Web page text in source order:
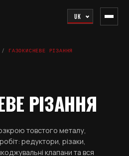
UK
/ ГАЗОКИСНЕВЕ РІЗАННЯ
РІЗАННЯ
товстого металу,
редуктори, різаки,
клапани та вся